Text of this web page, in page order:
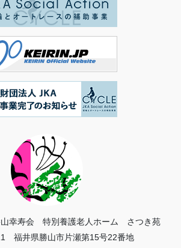
幸寿会 特別養護老人ホーム さつき苑
福井県勝山市片瀬第15号22番地